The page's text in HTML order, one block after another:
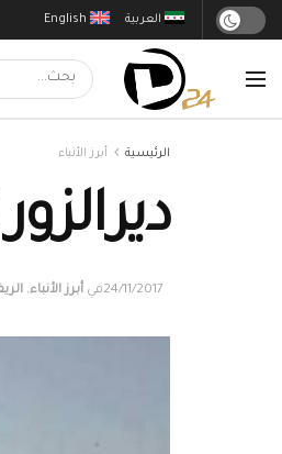
English العربية
الرئيسية أبرز الأنباء
24/11/2017في أبرز الأنباء,